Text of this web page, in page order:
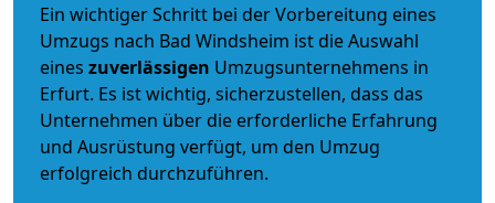
Ein wichtiger Schritt bei der Vorbereitung eines
Umzugs nach Bad Windsheim ist die Auswahl
eines zuverlässigen Umzugsunternehmens in
Erfurt. Es ist wichtig, sicherzustellen, dass das
Unternehmen über die erforderliche Erfahrung
und Ausrüstung verfügt, um den Umzug
erfolgreich durchzuführen.